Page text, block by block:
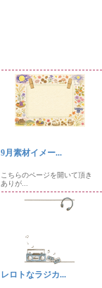
9月素材イメー...
こちらのページを開いて頂き
ありが...
レロトなラジカ...